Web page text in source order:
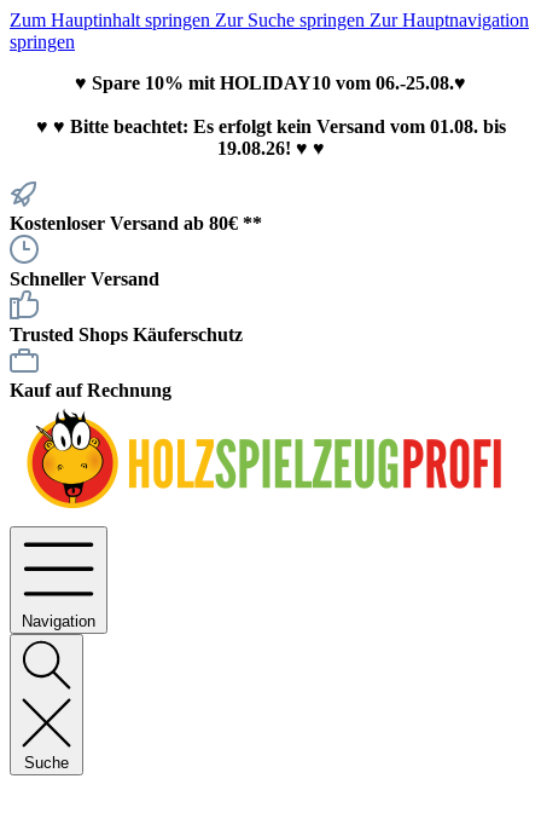
Zum Hauptinhalt springen Zur Suche springen Zur Hauptnavigation
springen
♥ Spare 10% mit HOLIDAY10 vom 06.-25.08.♥
♥ ♥ Bitte beachtet: Es erfolgt kein Versand vom 01.08. bis
19.08.26! ♥ ♥
Kostenloser Versand ab 80€ **
Schneller Versand
Trusted Shops Käuferschutz
Kauf auf Rechnung
Navigation
Suche